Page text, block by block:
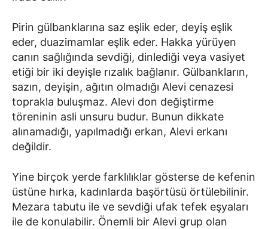
Pirin gülbanklarına saz eşlik eder, deyiş eşlik
eder, duazimamlar eşlik eder. Hakka yürüyen
canın sağlığında sevdiği, dinlediği veya vasiyet
etiği bir iki deyişle rızalık bağlanır. Gülbankların,
sazın, deyişin, ağıtın olmadığı Alevi cenazesi
toprakla buluşmaz. Alevi don değiştirme
töreninin asli unsuru budur. Bunun dikkate
alınamadığı, yapılmadığı erkan, Alevi erkanı
değildir.
Yine birçok yerde farklılıklar gösterse de kefenin
üstüne hırka, kadınlarda başörtüsü örtülebilinir.
Mezara tabutu ile ve sevdiği ufak tefek eşyaları
ile de konulabilir. Önemli bir Alevi grup olan